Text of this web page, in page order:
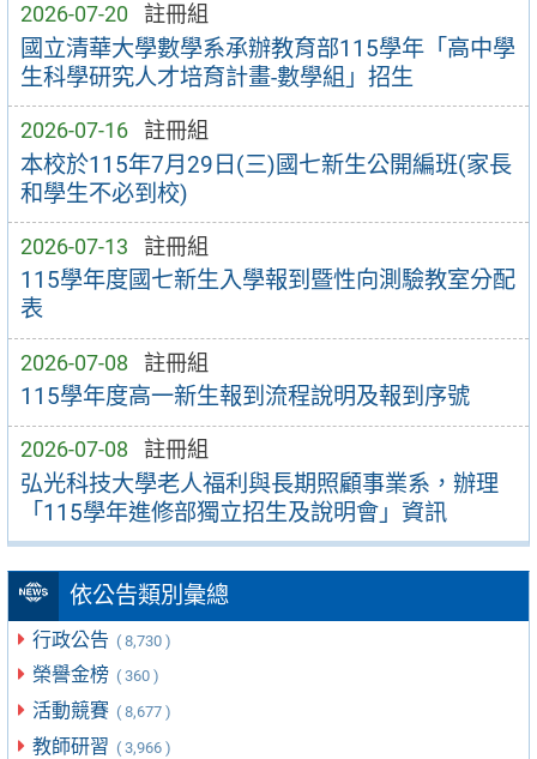
2026-07-20 註冊組
國立清華大學數學系承辦教育部115學年「高中學
生科學研究人才培育計畫-數學組」招生
2026-07-16 註冊組
本校於115年7月29日(三)國七新生公開編班(家長
和學生不必到校)
2026-07-13 註冊組
115學年度國七新生入學報到暨性向測驗教室分配
表
2026-07-08 註冊組
115學年度高一新生報到流程說明及報到序號
2026-07-08 註冊組
弘光科技大學老人福利與長期照顧事業系，辦理
「115學年進修部獨立招生及說明會」資訊
依公告類別彙總
行政公告 ( 8,730 )
榮譽金榜 ( 360 )
活動競賽 ( 8,677 )
教師研習 ( 3,966 )